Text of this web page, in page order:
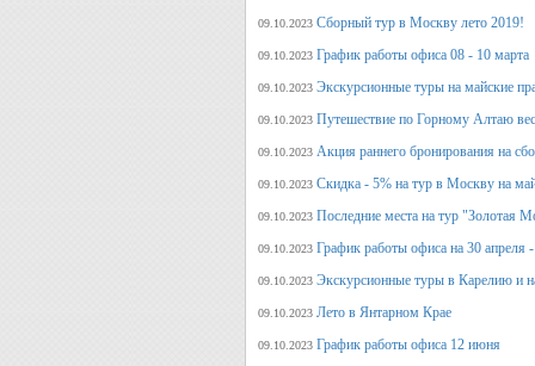
09.10.2023 Сборный тур в Москву лето 2019!
09.10.2023 График работы офиса 08 - 10 марта
09.10.2023 Экскурсионные туры на майские
09.10.2023 Путешествие по Горному Алтаю
09.10.2023 Акция раннего бронирования на
09.10.2023 Скидка - 5% на тур в Москву на
09.10.2023 Последние места на тур "Золотая
09.10.2023 График работы офиса на 30 апреля
09.10.2023 Экскурсионные туры в Карелию и
09.10.2023 Лето в Янтарном Крае
09.10.2023 График работы офиса 12 июня